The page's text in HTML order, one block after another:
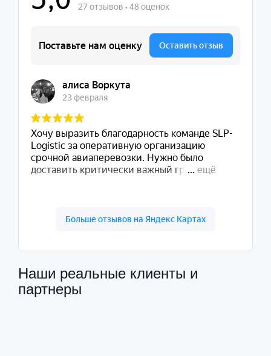
Наши реальные клиенты и
партнеры